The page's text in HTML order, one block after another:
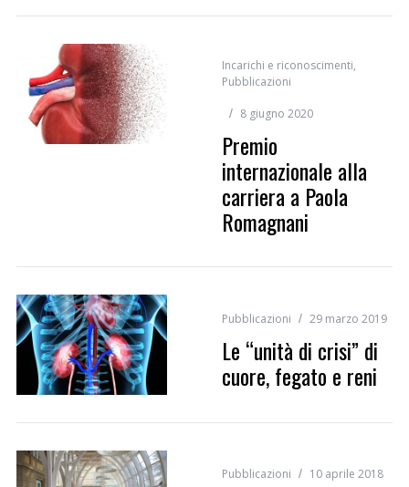
Incarichi e riconoscimenti,
Pubblicazioni
8 giugno 2020
Premio
internazionale alla
carriera a Paola
Romagnani
Pubblicazioni 29 marzo 2019
Le “unità di crisi” di
cuore, fegato e reni
Pubblicazioni 10 aprile 2018